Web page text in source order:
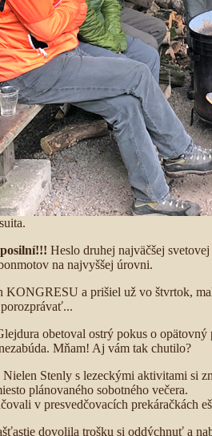
Heslo druhej najväčšej
na najvyššej úrovni.
KONGRESU a prišiel už vo štvrtok,
obetoval ostrý pokus o
Mňam! Aj vám tak chutilo?
Nielen Stenly s lezeckými aktivitami si
plánovaného sobotného večera.
v presvedčovacích prekáračkách
dovolila trošku si oddýchnuť a